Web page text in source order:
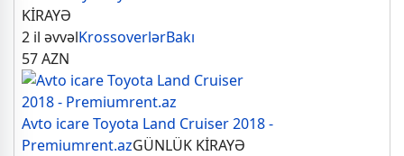
KİRAYƏ
2 il əvvəlKrossoverlərBakı
57AZN
Avto icare Toyota Land Cruiser 2018 -
Premiumrent.azGÜNLÜK KİRAYƏ